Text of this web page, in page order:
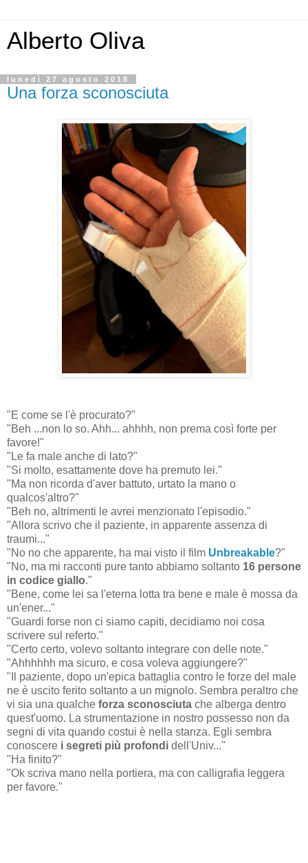
Alberto Oliva
lunedì 27 agosto 2018
Una forza sconosciuta
"E come se l'è procurato?"
"Beh ...non lo so. Ahh... ahhhh, non prema così forte per
favore!"
"Le fa male anche di lato?"
"Si molto, esattamente dove ha premuto lei."
"Ma non ricorda d'aver battuto, urtato la mano o
qualcos'altro?"
"Beh no, altrimenti le avrei menzionato l'episodio."
"Allora scrivo che il paziente, in apparente assenza di
traumi..."
"No no che apparente, ha mai visto il film Unbreakable?"
"No, ma mi racconti pure tanto abbiamo soltanto 16 persone
in codice giallo."
"Bene, come lei sa l'eterna lotta tra bene e male è mossa da
un'ener..."
"Guardi forse non ci siamo capiti, decidiamo noi cosa
scrivere sul referto."
"Certo certo, volevo soltanto integrare con delle note."
"Ahhhhhh ma sicuro, e cosa voleva aggiungere?"
"Il paziente, dopo un'epica battaglia contro le forze del male
ne è uscito ferito soltanto a un mignolo. Sembra peraltro che
vi sia una qualche forza sconosciuta che alberga dentro
quest'uomo. La strumentazione in nostro possesso non da
segni di vita quando costui è nella stanza. Egli sembra
conoscere i segreti più profondi dell'Univ..."
"Ha finito?"
"Ok scriva mano nella portiera, ma con calligrafia leggera
per favore."